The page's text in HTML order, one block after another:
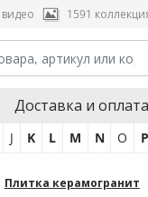
1591
Доставка и оплата
J K L M N O P
Плитка керамогранит